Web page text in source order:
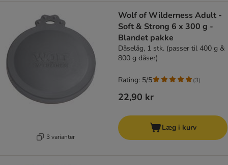
3 varianter
Wolf of Wilderness Adult -
Soft & Strong 6 x 300 g -
Blandet pakke
Dåselåg, 1 stk. (passer til 400 g &
800 g dåser)
22,90 kr
Rating: 5/5 (3)
Læg i kurv